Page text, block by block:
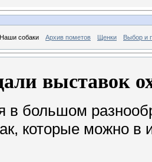
Наши собаки Архив пометов Щенки Выбор и
выставок
в большом
которые можно в